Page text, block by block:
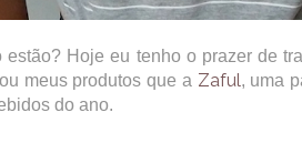
estão? Hoje eu tenho o prazer de
meus produtos que a Zaful, uma
do ano.